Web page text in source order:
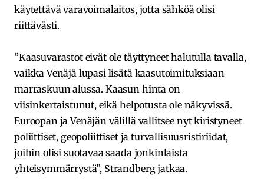
käytettävä varavoimalaitos, jotta sähköä olisi
riittävästi.
”Kaasuvarastot eivät ole täyttyneet halutulla tavalla,
vaikka Venäjä lupasi lisätä kaasutoimituksiaan
marraskuun alussa. Kaasun hinta on
viisinkertaistunut, eikä helpotusta ole näkyvissä.
Euroopan ja Venäjän välillä vallitsee nyt kiristyneet
poliittiset, geopoliittiset ja turvallisuusristiriidat,
joihin olisi suotavaa saada jonkinlaista
yhteisymmärrystä”, Strandberg jatkaa.